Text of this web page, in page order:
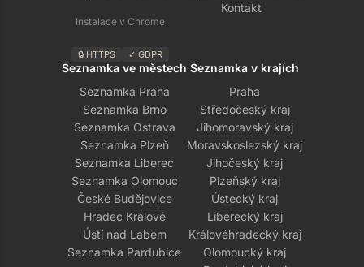
Instalace v Chrome
🔒 HTTPS ✓ GDPR
Kontakt
Seznamka ve městech
Seznamka Praha
Seznamka Brno
Seznamka Ostrava
Seznamka Plzeň
Seznamka Liberec
Seznamka Olomouc
České Budějovice
Hradec Králové
Ústí nad Labem
Seznamka Pardubice
Seznamka v krajích
Praha
Středočeský kraj
Jihomoravský kraj
Moravskoslezský kraj
Jihočeský kraj
Plzeňský kraj
Ústecký kraj
Liberecký kraj
Královéhradecký kraj
Olomoucký kraj